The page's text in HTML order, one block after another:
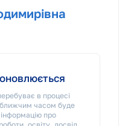
в процесі
часом буде
про